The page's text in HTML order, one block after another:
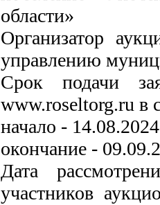
области»
Организатор
управлению
Срок подачи
www.roseltorg.ru в
начало -
окончание -
Дата
участников